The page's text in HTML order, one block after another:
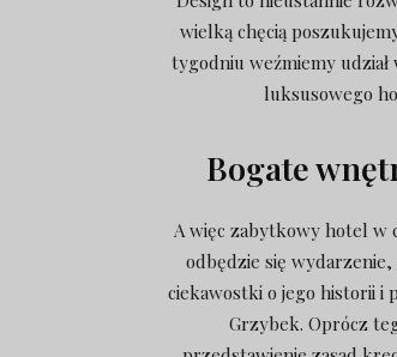
wielką chęcią
tygodniu weźmiemy udział
luksusowego
Bogate
A więc zabytkowy hotel w
odbędzie się
ciekawostki o jego historii i
Grzybek. Oprócz